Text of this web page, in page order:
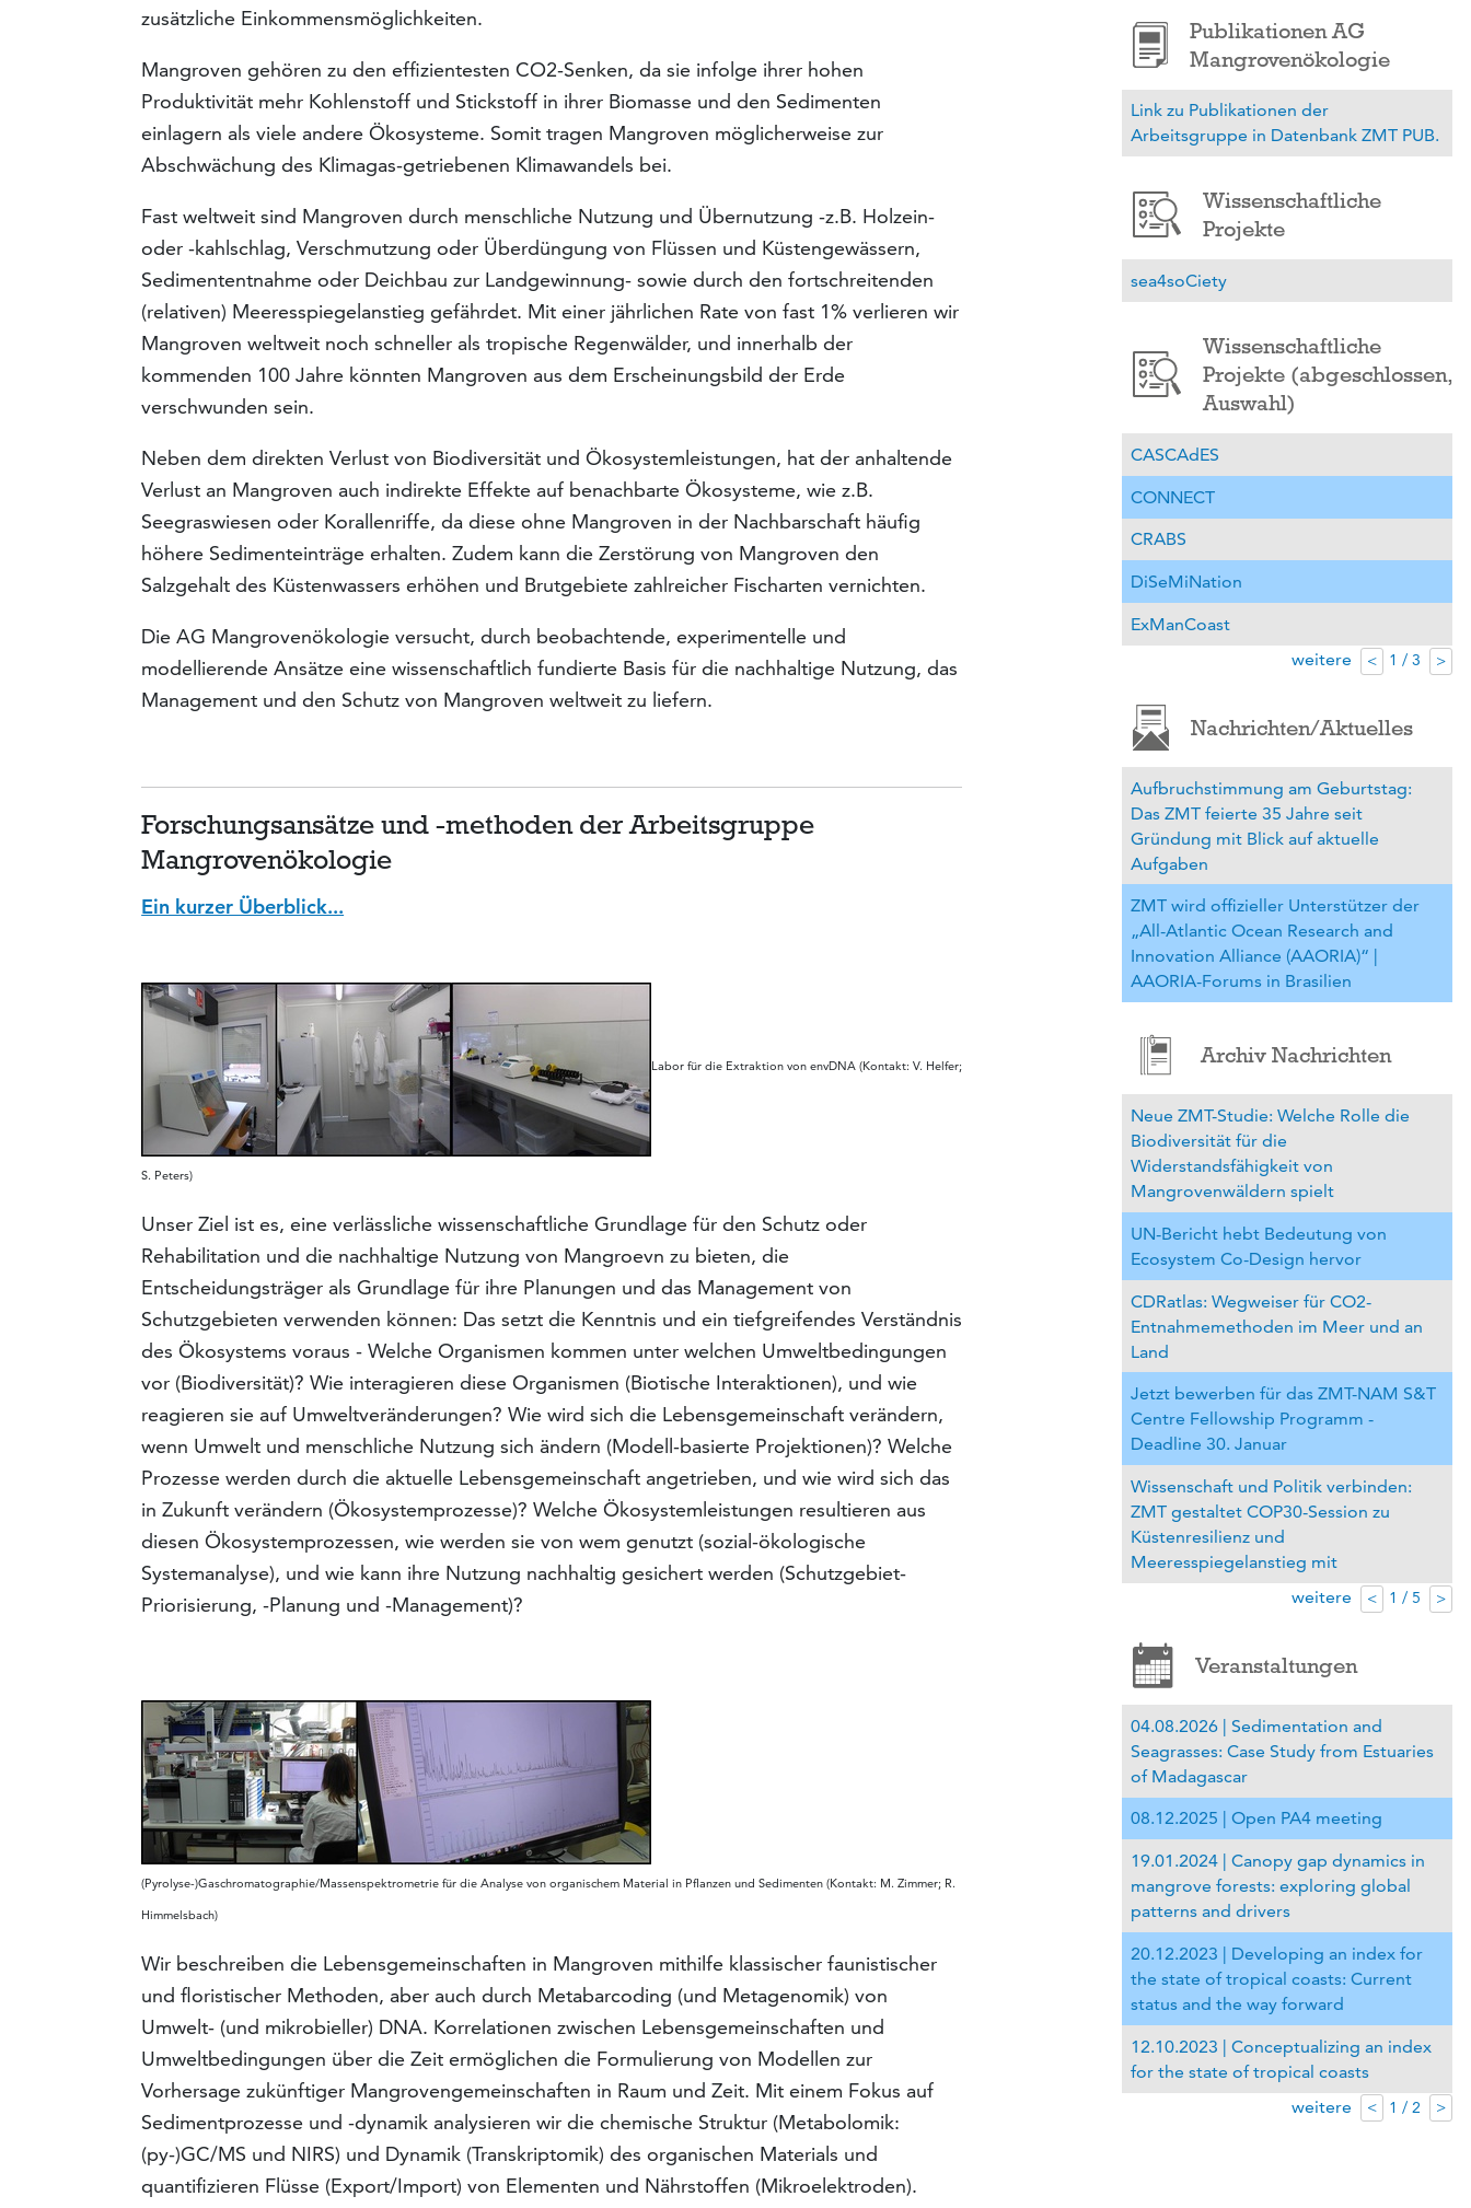
zusätzliche Einkommensmöglichkeiten.
Mangroven gehören zu den effizientesten CO2-Senken, da sie infolge ihrer hohen
Produktivität mehr Kohlenstoff und Stickstoff in ihrer Biomasse und den Sedimenten
einlagern als viele andere Ökosysteme. Somit tragen Mangroven möglicherweise zur
Abschwächung des Klimagas-getriebenen Klimawandels bei.
Fast weltweit sind Mangroven durch menschliche Nutzung und Übernutzung -z.B. Holzein-
oder -kahlschlag, Verschmutzung oder Überdüngung von Flüssen und Küstengewässern,
Sedimententnahme oder Deichbau zur Landgewinnung- sowie durch den fortschreitenden
(relativen) Meeresspiegelanstieg gefährdet. Mit einer jährlichen Rate von fast 1% verlieren wir
Mangroven weltweit noch schneller als tropische Regenwälder, und innerhalb der
kommenden 100 Jahre könnten Mangroven aus dem Erscheinungsbild der Erde
verschwunden sein.
Neben dem direkten Verlust von Biodiversität und Ökosystemleistungen, hat der anhaltende
Verlust an Mangroven auch indirekte Effekte auf benachbarte Ökosysteme, wie z.B.
Seegraswiesen oder Korallenriffe, da diese ohne Mangroven in der Nachbarschaft häufig
höhere Sedimenteinträge erhalten. Zudem kann die Zerstörung von Mangroven den
Salzgehalt des Küstenwassers erhöhen und Brutgebiete zahlreicher Fischarten vernichten.
Die AG Mangrovenökologie versucht, durch beobachtende, experimentelle und
modellierende Ansätze eine wissenschaftlich fundierte Basis für die nachhaltige Nutzung, das
Management und den Schutz von Mangroven weltweit zu liefern.
Forschungsansätze und -methoden der Arbeitsgruppe
Mangrovenökologie
Ein kurzer Überblick...
Labor für die Extraktion von envDNA (Kontakt: V. Helfer;
S. Peters)
Unser Ziel ist es, eine verlässliche wissenschaftliche Grundlage für den Schutz oder
Rehabilitation und die nachhaltige Nutzung von Mangroevn zu bieten, die
Entscheidungsträger als Grundlage für ihre Planungen und das Management von
Schutzgebieten verwenden können: Das setzt die Kenntnis und ein tiefgreifendes Verständnis
des Ökosystems voraus - Welche Organismen kommen unter welchen Umweltbedingungen
vor (Biodiversität)? Wie interagieren diese Organismen (Biotische Interaktionen), und wie
reagieren sie auf Umweltveränderungen? Wie wird sich die Lebensgemeinschaft verändern,
wenn Umwelt und menschliche Nutzung sich ändern (Modell-basierte Projektionen)? Welche
Prozesse werden durch die aktuelle Lebensgemeinschaft angetrieben, und wie wird sich das
in Zukunft verändern (Ökosystemprozesse)? Welche Ökosystemleistungen resultieren aus
diesen Ökosystemprozessen, wie werden sie von wem genutzt (sozial-ökologische
Systemanalyse), und wie kann ihre Nutzung nachhaltig gesichert werden (Schutzgebiet-
Priorisierung, -Planung und -Management)?
(Pyrolyse-)Gaschromatographie/Massenspektrometrie für die Analyse von organischem Material in Pflanzen und Sedimenten (Kontakt: M. Zimmer; R.
Himmelsbach)
Wir beschreiben die Lebensgemeinschaften in Mangroven mithilfe klassischer faunistischer
und floristischer Methoden, aber auch durch Metabarcoding (und Metagenomik) von
Umwelt- (und mikrobieller) DNA. Korrelationen zwischen Lebensgemeinschaften und
Umweltbedingungen über die Zeit ermöglichen die Formulierung von Modellen zur
Vorhersage zukünftiger Mangrovengemeinschaften in Raum und Zeit. Mit einem Fokus auf
Sedimentprozesse und -dynamik analysieren wir die chemische Struktur (Metabolomik:
(py-)GC/MS und NIRS) und Dynamik (Transkriptomik) des organischen Materials und
quantifizieren Flüsse (Export/Import) von Elementen und Nährstoffen (Mikroelektroden).
Publikationen AG
Mangrovenökologie
Link zu Publikationen der
Arbeitsgruppe in Datenbank ZMT PUB.
Wissenschaftliche
Projekte
sea4soCiety
Wissenschaftliche
Projekte (abgeschlossen,
Auswahl)
CASCAdES
CONNECT
CRABS
DiSeMiNation
ExManCoast
weitere
< 1 / 3 >
Nachrichten/Aktuelles
Aufbruchstimmung am Geburtstag:
Das ZMT feierte 35 Jahre seit
Gründung mit Blick auf aktuelle
Aufgaben
ZMT wird offizieller Unterstützer der
„All-Atlantic Ocean Research and
Innovation Alliance (AAORIA)“ |
AAORIA-Forums in Brasilien
Archiv Nachrichten
Neue ZMT-Studie: Welche Rolle die
Biodiversität für die
Widerstandsfähigkeit von
Mangrovenwäldern spielt
UN-Bericht hebt Bedeutung von
Ecosystem Co-Design hervor
CDRatlas: Wegweiser für CO2-
Entnahmemethoden im Meer und an
Land
Jetzt bewerben für das ZMT-NAM S&T
Centre Fellowship Programm -
Deadline 30. Januar
Wissenschaft und Politik verbinden:
ZMT gestaltet COP30-Session zu
Küstenresilienz und
Meeresspiegelanstieg mit
weitere
< 1 / 5 >
Veranstaltungen
04.08.2026 | Sedimentation and
Seagrasses: Case Study from Estuaries
of Madagascar
08.12.2025 | Open PA4 meeting
19.01.2024 | Canopy gap dynamics in
mangrove forests: exploring global
patterns and drivers
20.12.2023 | Developing an index for
the state of tropical coasts: Current
status and the way forward
12.10.2023 | Conceptualizing an index
for the state of tropical coasts
weitere
< 1 / 2 >